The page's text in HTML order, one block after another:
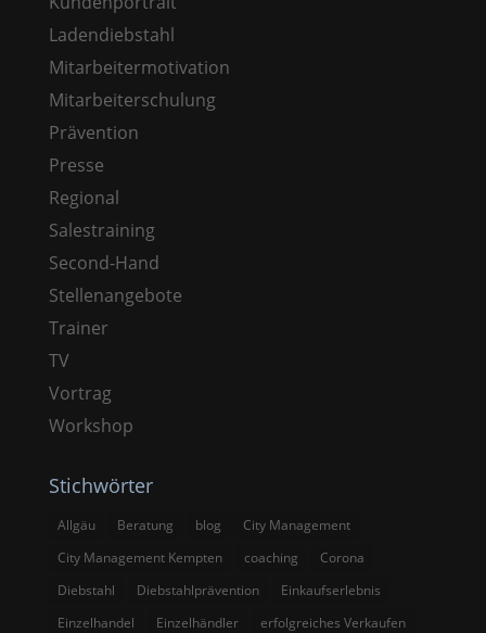
Ladendiebstahl
Mitarbeitermotivation
Mitarbeiterschulung
Prävention
Presse
Regional
Salestraining
Second-Hand
Stellenangebote
Trainer
TV
Vortrag
Workshop
Stichwörter
Allgäu Beratung blog
City Management
City Management Kempten
coaching
Corona
Diebstahl
Diebstahlprävention
Einkaufserlebnis
Einzelhandel
Einzelhändler
erfolgreiches Verkaufen